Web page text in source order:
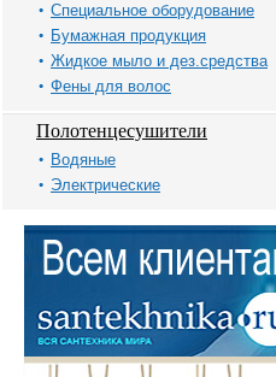
Специальное оборудование
Бумажная продукция
Жидкое мыло и дез.средства
Фены для волос
Полотенцесушители
Водяные
Электрические